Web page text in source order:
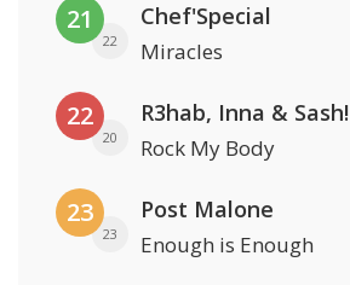
21
22
Chef'Special
Miracles
22
20
R3hab, Inna & Sash!
Rock My Body
23
23
Post Malone
Enough is Enough